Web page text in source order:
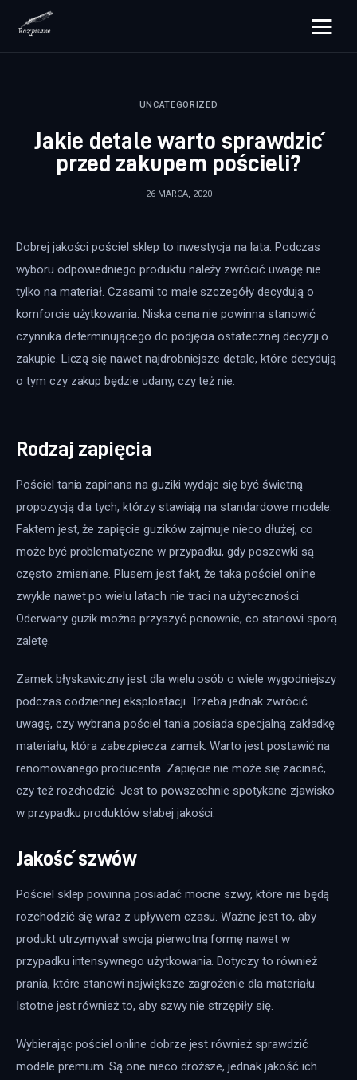
rozpisane.pl
Zdrowie
Więcej
UNCATEGORIZED
Jakie detale warto sprawdzić
przed zakupem pościeli?
26 MARCA, 2020
Dobrej jakości pościel sklep to inwestycja na lata. Podczas
wyboru odpowiedniego produktu należy zwrócić uwagę nie
tylko na materiał. Czasami to małe szczegóły decydują o
komforcie użytkowania. Niska cena nie powinna stanowić
czynnika determinującego do podjęcia ostatecznej decyzji o
zakupie. Liczą się nawet najdrobniejsze detale, które decydują
o tym czy zakup będzie udany, czy też nie.
Rodzaj zapięcia
Pościel tania zapinana na guziki wydaje się być świetną
propozycją dla tych, którzy stawiają na standardowe modele.
Faktem jest, że zapięcie guzików zajmuje nieco dłużej, co
może być problematyczne w przypadku, gdy poszewki są
często zmieniane. Plusem jest fakt, że taka pościel online
zwykle nawet po wielu latach nie traci na użyteczności.
Oderwany guzik można przyszyć ponownie, co stanowi sporą
zaletę.
Zamek błyskawiczny jest dla wielu osób o wiele wygodniejszy
podczas codziennej eksploatacji. Trzeba jednak zwrócić
uwagę, czy wybrana pościel tania posiada specjalną zakładkę
materiału, która zabezpiecza zamek. Warto jest postawić na
renomowanego producenta. Zapięcie nie może się zacinać,
czy też rozchodzić. Jest to powszechnie spotykane zjawisko
w przypadku produktów słabej jakości.
Jakość szwów
Pościel sklep powinna posiadać mocne szwy, które nie będą
rozchodzić się wraz z upływem czasu. Ważne jest to, aby
produkt utrzymywał swoją pierwotną formę nawet w
przypadku intensywnego użytkowania. Dotyczy to również
prania, które stanowi największe zagrożenie dla materiału.
Istotne jest również to, aby szwy nie strzępiły się.
Wybierając pościel online dobrze jest również sprawdzić
modele premium. Są one nieco droższe, jednak jakość ich